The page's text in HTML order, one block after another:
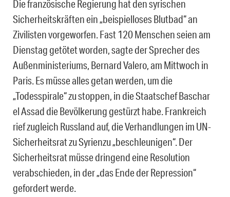
Die französische Regierung hat den syrischen
Sicherheitskräften ein „beispielloses Blutbad“ an
Zivilisten vorgeworfen. Fast 120 Menschen seien am
Dienstag getötet worden, sagte der Sprecher des
Außenministeriums, Bernard Valero, am Mittwoch in
Paris. Es müsse alles getan werden, um die
„Todesspirale“ zu stoppen, in die Staatschef Baschar
el Assad die Bevölkerung gestürzt habe. Frankreich
rief zugleich Russland auf, die Verhandlungen im UN-
Sicherheitsrat zu Syrienzu „beschleunigen“. Der
Sicherheitsrat müsse dringend eine Resolution
verabschieden, in der „das Ende der Repression“
gefordert werde.